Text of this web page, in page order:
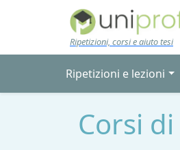
Skip to main content
Ripetizioni, corsi e aiuto tesi
Ripetizioni e lezioni
Corsi